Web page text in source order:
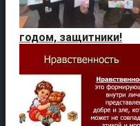
годом, защитники!